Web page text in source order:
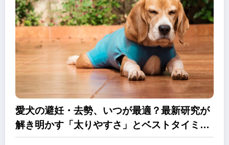
愛犬の避妊・去勢、いつが最適？最新研究が
解き明かす「太りやすさ」とベストタイミン
グ